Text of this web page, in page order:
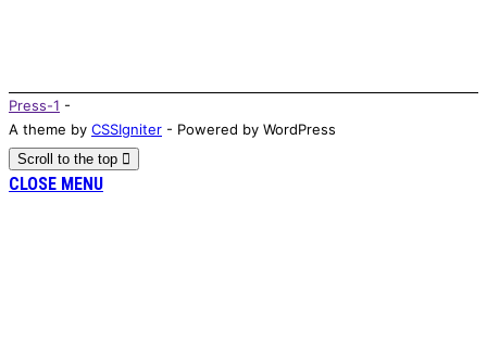
Press-1 -
A theme by CSSIgniter - Powered by WordPress
Scroll to the top
CLOSE MENU